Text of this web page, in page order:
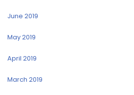
June 2019
May 2019
April 2019
March 2019